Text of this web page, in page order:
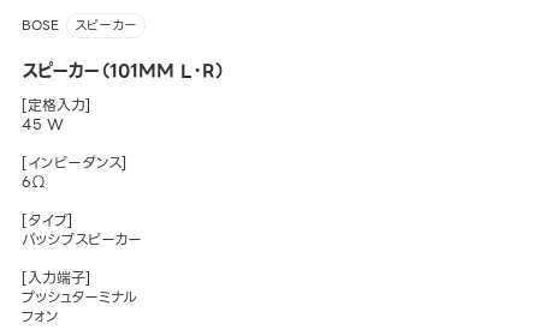
BOSE スピーカー
スピーカー（101MM L・R）
[定格入力]
45 W
[インピーダンス]
6Ω
[タイプ]
パッシブスピーカー
[入力端子]
プッシュターミナル
フォン